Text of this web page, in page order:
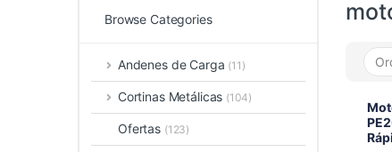
Browse Categories
Andenes de Carga (11)
Cortinas Metálicas (104)
Ofertas (123)